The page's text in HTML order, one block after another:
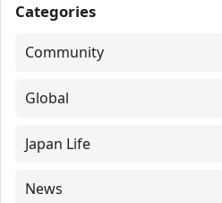
Categories
Community
Global
Japan Life
News